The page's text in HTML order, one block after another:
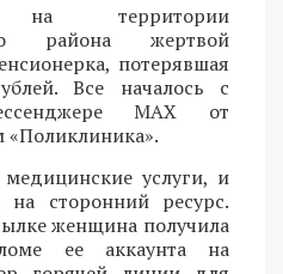
территории
района жертвой
потерявшая
Все началось с
MAX от
«Поликлиника».
услуги, и
на сторонний ресурс.
женщина получила
ее аккаунта на